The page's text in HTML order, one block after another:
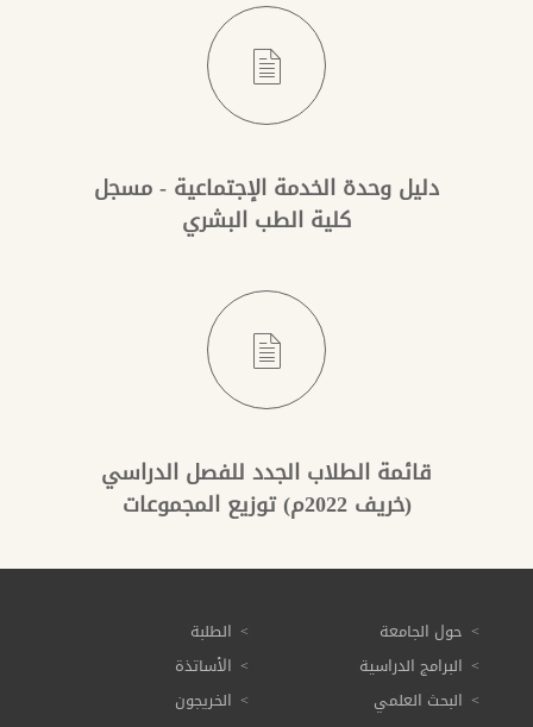
دليل وحدة الخدمة الإجتماعية - مسجل
كلية الطب البشري
قائمة الطلاب الجدد للفصل الدراسي
(خريف 2022م) توزيع المجموعات
حول الجامعة
البرامج الدراسية
البحث العلمي
الطلبة
الأساتذة
الخريجون